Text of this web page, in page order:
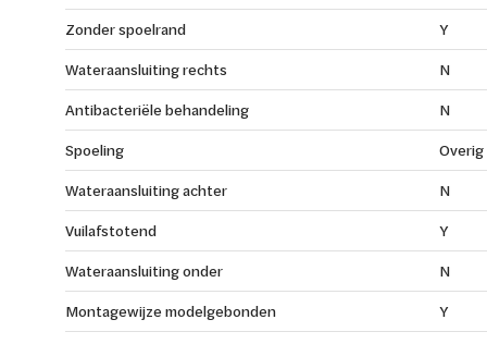
Zonder spoelrand
Y
Wateraansluiting rechts
N
Antibacteriële behandeling
N
Spoeling
Overig
Wateraansluiting achter
N
Vuilafstotend
Y
Wateraansluiting onder
N
Montagewijze modelgebonden
Y